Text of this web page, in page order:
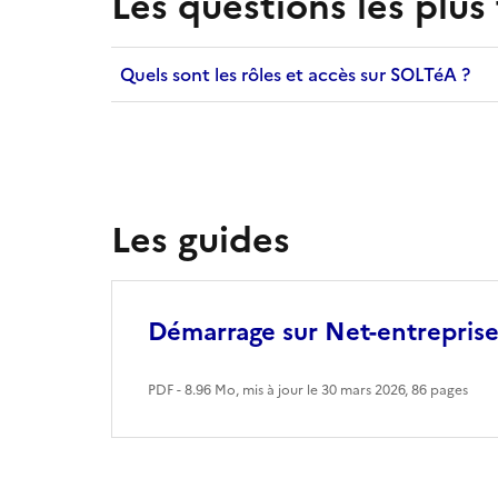
Quels sont les rôles et accès sur SOLTéA ?
Les guides
Démarrage sur Net-
PDF - 8.96 Mo, mis à jour le 30 mars 2026, 86 pages